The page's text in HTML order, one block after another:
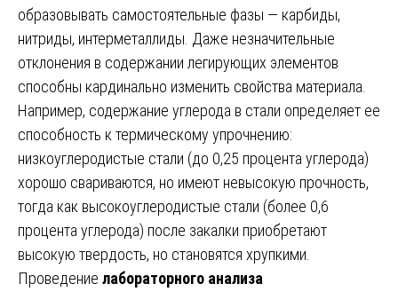
образовывать самостоятельные фазы — карбиды,
нитриды, интерметаллиды. Даже незначительные
отклонения в содержании легирующих элементов
способны кардинально изменить свойства материала.
Например, содержание углерода в стали определяет ее
способность к термическому упрочнению:
низкоуглеродистые стали (до 0,25 процента углерода)
хорошо свариваются, но имеют невысокую прочность,
тогда как высокоуглеродистые стали (более 0,6
процента углерода) после закалки приобретают
высокую твердость, но становятся хрупкими.
Проведение лабораторного анализа